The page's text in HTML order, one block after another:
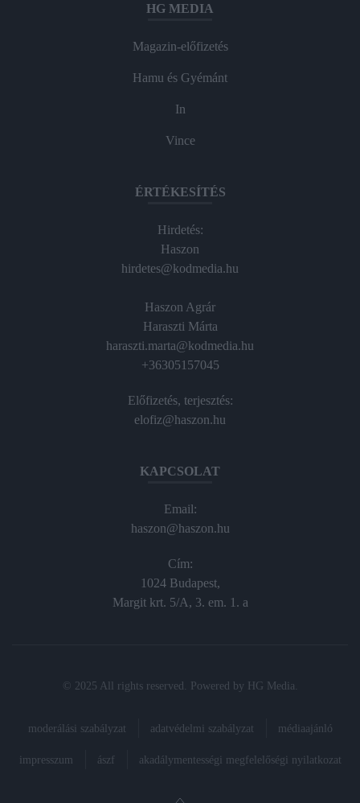
HG MEDIA
Magazin-előfizetés
Hamu és Gyémánt
In
Vince
ÉRTÉKESÍTÉS
Hirdetés:
Haszon
hirdetes@kodmedia.hu
Haszon Agrár
Haraszti Márta
haraszti.marta@kodmedia.hu
+36305157045
Előfizetés, terjesztés:
elofiz@haszon.hu
KAPCSOLAT
Email:
haszon@haszon.hu
Cím:
1024 Budapest,
Margit krt. 5/A, 3. em. 1. a
© 2025 All rights reserved. Powered by HG Media
moderálási szabályzat adatvédelmi szabályzat médiaajánló
impresszum ászf akadálymentességi megfelelőségi nyilatkozat